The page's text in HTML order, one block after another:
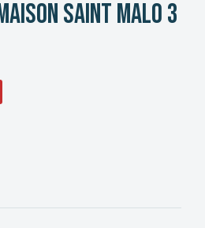
Maison Saint Malo 3